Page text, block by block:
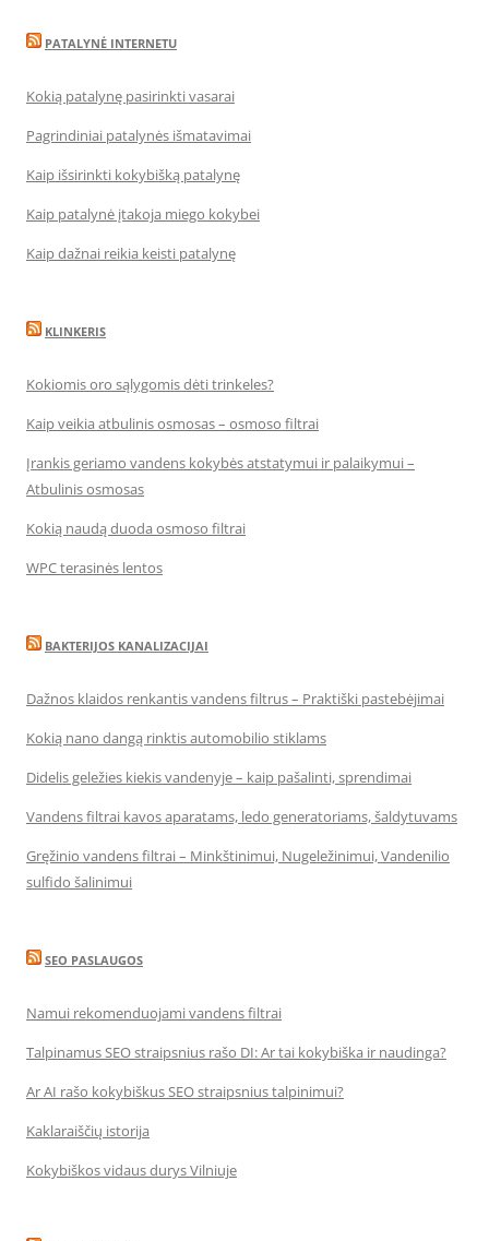
PATALYNĖ INTERNETU
Kokią patalynę pasirinkti vasarai
Pagrindiniai patalynės išmatavimai
Kaip išsirinkti kokybišką patalynę
Kaip patalynė įtakoja miego kokybei
Kaip dažnai reikia keisti patalynę
KLINKERIS
Kokiomis oro sąlygomis dėti trinkeles?
Kaip veikia atbulinis osmosas – osmoso filtrai
Įrankis geriamo vandens kokybės atstatymui ir palaikymui –
Atbulinis osmosas
Kokią naudą duoda osmoso filtrai
WPC terasinės lentos
BAKTERIJOS KANALIZACIJAI
Dažnos klaidos renkantis vandens filtrus – Praktiški pastebėjimai
Kokią nano dangą rinktis automobilio stiklams
Didelis geležies kiekis vandenyje – kaip pašalinti, sprendimai
Vandens filtrai kavos aparatams, ledo generatoriams, šaldytuvams
Gręžinio vandens filtrai – Minkštinimui, Nugeležinimui, Vandenilio
sulfido šalinimui
SEO PASLAUGOS
Namui rekomenduojami vandens filtrai
Talpinamus SEO straipsnius rašo DI: Ar tai kokybiška ir naudinga?
Ar AI rašo kokybiškus SEO straipsnius talpinimui?
Kaklaraiščių istorija
Kokybiškos vidaus durys Vilniuje